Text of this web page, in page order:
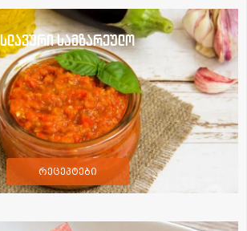
სლავური სამზარეულო
რეცეპტები